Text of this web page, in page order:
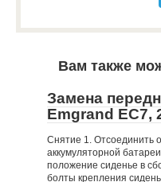
Вам также
Замена
Emgrand EC7,
Снятие 1. Отсоединить
аккумуляторной
положение сиденье в
болты крепления